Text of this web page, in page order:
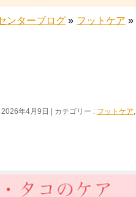
ンターブログ » フットケア »
年4月9日 カテゴリー : フットケア,